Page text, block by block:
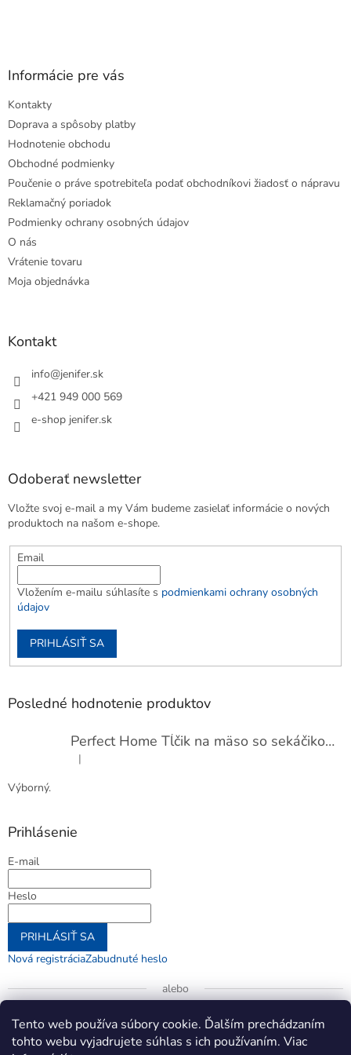
Tento web používa súbory cookie. Ďalším prechádzaním
tohto webu vyjadrujete súhlas s ich používaním. Viac
Informácie pre vás
Kontakty
Doprava a spôsoby platby
Hodnotenie obchodu
Obchodné podmienky
Poučenie o práve spotrebiteľa podať obchodníkovi žiadosť o nápravu
Reklamačný poriadok
Podmienky ochrany osobných údajov
O nás
Vrátenie tovaru
Moja objednávka
Kontakt
info@jenifer.sk
+421 949 000 569
e-shop jenifer.sk
Odoberať newsletter
Vložte svoj e-mail a my Vám budeme zasielať informácie o nových
produktoch na našom e-shope.
Email
Vložením e-mailu súhlasíte s podmienkami ochrany osobných
údajov
PRIHLÁSIŤ SA
Posledné hodnotenie produktov
Perfect Home Tĺčik na mäso so sekáčikom, 56893
Hodnotenie produktu je 5 z 5 hviezdičiek.
|
Výborný.
Prihlásenie
E-mail
Heslo
PRIHLÁSIŤ SA
Nová registráciaZabudnuté heslo
alebo
Prihlásiť sa cez Google